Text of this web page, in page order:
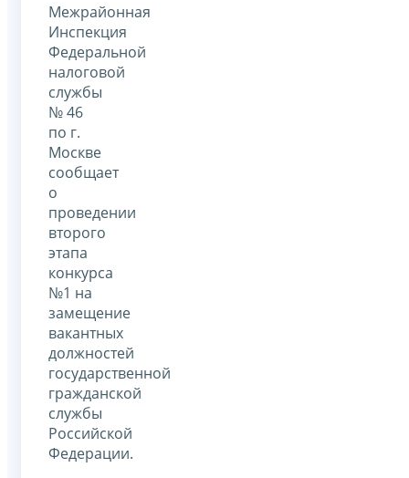
Межрайонная
Инспекция
Федеральной
налоговой
службы
№ 46
по г.
Москве
сообщает
о
проведении
второго
этапа
конкурса
№1 на
замещение
вакантных
должностей
государственной
гражданской
службы
Российской
Федерации.